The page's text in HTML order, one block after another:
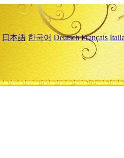
日本語 한국어 Deutsch Français